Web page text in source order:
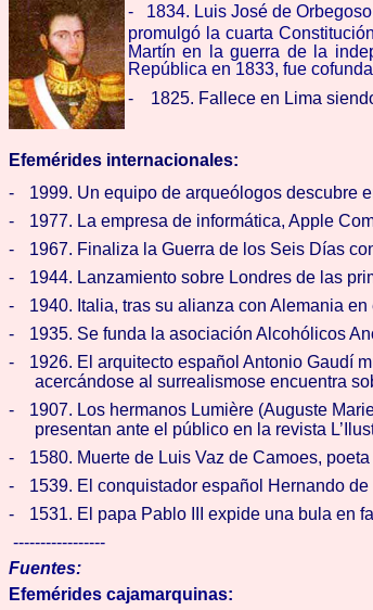
- 1834. Luis José de
promulgó la cuarta
Martín en la guerra de la
República en 1833, fue
- 1825. Fallece en Lima
Efemérides internacionales:
-
1999. Un equipo de arqueólogos descubre
-
1977. La empresa de informática, Apple
-
1967. Finaliza la Guerra de los Seis Días
-
1944. Lanzamiento sobre Londres de las
-
1940. Italia, tras su alianza con Alemania
-
1935. Se funda la asociación Alcohólicos
-
1926. El arquitecto español Antonio Gaudí
acercándose al surrealismose encuentra
-
1907. Los hermanos Lumière (Auguste
presentan ante el público en la revista
-
1580. Muerte de Luis Vaz de Camoes,
-
1539. El conquistador español Hernando
-
1531. El papa Pablo III expide una bula en
-----------------
Fuentes:
Efemérides cajamarquinas: